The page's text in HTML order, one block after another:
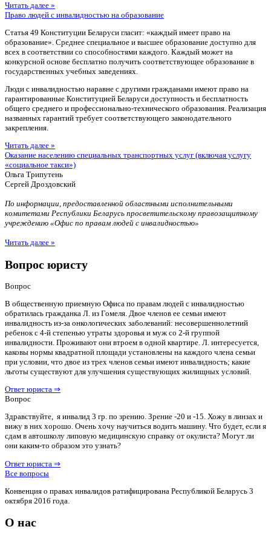
Читать далее »
Право людей с инвалидностью на образование
Статья 49 Конституции Беларуси гласит: «каждый имеет право на
образование». Среднее специальное и высшее образование доступно для
всех в соответствии со способностями каждого. Каждый может на
конкурсной основе бесплатно получить соответствующее образование в
государственных учебных заведениях.
Люди с инвалидностью наравне с другими гражданами имеют право на
гарантированные Конституцией Беларуси доступность и бесплатность
общего среднего и профессионально-технического образования. Реализация
названных гарантий требует соответствующего законодательного
закрепления.
Читать далее »
Оказание населению специальных транспортных услуг (включая услугу
«социальное такси»)
Ольга Трипутень
Сергей Дроздовский
По информации, предоставленной областными исполнительными
комитетами Республики Беларусь просветительскому правозащитному
учреждению «Офис по правам людей с инвалидностью»
Читать далее »
Вопрос юристу
Вопрос
В общественную приемную Офиса по правам людей с инвалидностью
обратилась гражданка Л. из Гомеля. Двое членов ее семьи имеют
инвалидность из-за онкологических заболеваний: несовершеннолетний
ребенок с 4-й степенью утраты здоровья и муж со 2-й группой
инвалидности. Проживают они втроем в одной квартире. Л. интересуется,
каковы нормы квадратной площади установлены на каждого члена семьи
при условии, что двое из трех членов семьи имеют инвалидность; какие
льготы существуют для улучшения существующих жилищных условий.
Ответ юриста ⇒
Вопрос
Здравствуйте, я инвалид 3 гр. по зрению. Зрение -20 и -15. Хожу в линзах и
вижу в них хорошо. Очень хочу научиться водить машину. Что будет, если я
сдам в автошколу липовую медицинскую справку от окулиста? Могут ли
они каким-то образом это узнать?
Ответ юриста ⇒
Все вопросы
Конвенция о правах инвалидов ратифицирована Республикой Беларусь 3
октября 2016 года.
О нас